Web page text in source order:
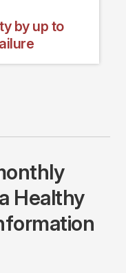
by up to
Healthy